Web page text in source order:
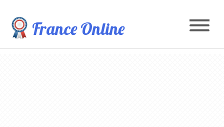
France Online